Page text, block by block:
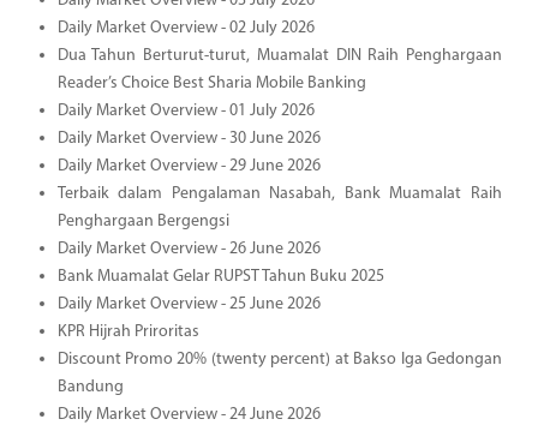
Daily Market Overview - 02 July 2026
Dua Tahun Berturut-turut, Muamalat DIN Raih Penghargaan
Reader’s Choice Best Sharia Mobile Banking
Daily Market Overview - 01 July 2026
Daily Market Overview - 30 June 2026
Daily Market Overview - 29 June 2026
Terbaik dalam Pengalaman Nasabah, Bank Muamalat Raih
Penghargaan Bergengsi
Daily Market Overview - 26 June 2026
Bank Muamalat Gelar RUPST Tahun Buku 2025
Daily Market Overview - 25 June 2026
KPR Hijrah Priroritas
Discount Promo 20% (twenty percent) at Bakso Iga Gedongan
Bandung
Daily Market Overview - 24 June 2026